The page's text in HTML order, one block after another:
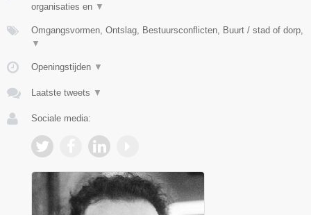
organisaties en ▼
Omgangsvormen, Ontslag, Bestuursconflicten, Buurt / stad of dorp,
▼
Openingstijden ▼
Laatste tweets ▼
Sociale media: